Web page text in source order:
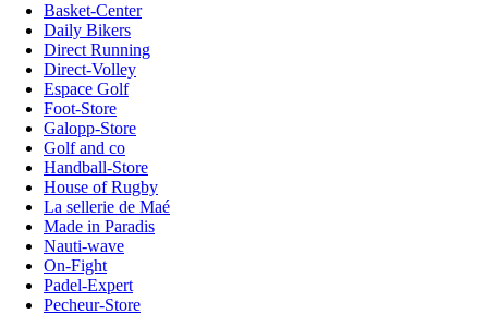
Basket-Center
Daily Bikers
Direct Running
Direct-Volley
Espace Golf
Foot-Store
Galopp-Store
Golf and co
Handball-Store
House of Rugby
La sellerie de Maé
Made in Paradis
Nauti-wave
On-Fight
Padel-Expert
Pecheur-Store